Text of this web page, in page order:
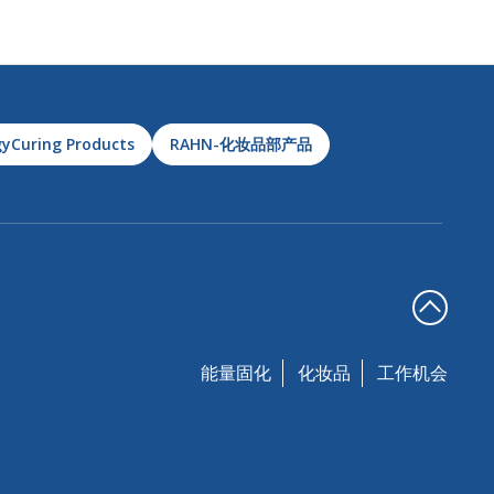
Products RAHN-化妆品部产品
能量固化 化妆品 工作机会